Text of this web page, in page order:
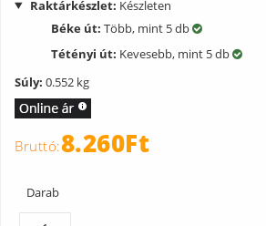
Raktárkészlet: Készleten
Béke út: Több, mint 5 db
Tétényi út: Kevesebb, mint 5 db
Súly: 0.552 kg
8.260Ft
Darab